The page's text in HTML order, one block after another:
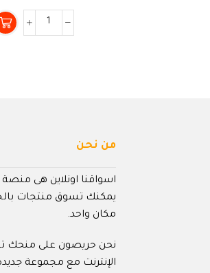
5
من نحن
اسواقنا اونلاين هى
يمكنك تسوق منتجات
مكان واحد.
نحن حريصون على منحك
الإنترنت مع مجموعة